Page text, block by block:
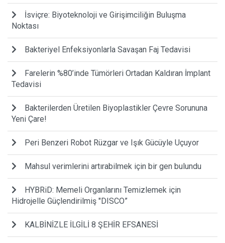
İsviçre: Biyoteknoloji ve Girişimciliğin Buluşma
Noktası
Bakteriyel Enfeksiyonlarla Savaşan Faj Tedavisi
Farelerin %80’inde Tümörleri Ortadan Kaldıran İmplant
Tedavisi
Bakterilerden Üretilen Biyoplastikler Çevre Sorununa
Yeni Çare!
Peri Benzeri Robot Rüzgar ve Işık Gücüyle Uçuyor
Mahsul verimlerini artırabilmek için bir gen bulundu
HYBRiD: Memeli Organlarını Temizlemek için
Hidrojelle Güçlendirilmiş "DISCO”
KALBİNİZLE İLGİLİ 8 ŞEHİR EFSANESİ